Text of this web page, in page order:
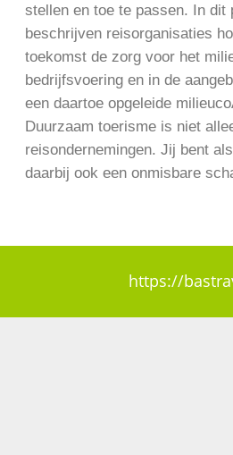
stellen en toe te passen. In dit
beschrijven reisorganisaties
toekomst de zorg voor het
bedrijfsvoering en in de
een daartoe opgeleide
Duurzaam toerisme is niet
reisondernemingen. Jij bent
daarbij ook een onmisbare
https://